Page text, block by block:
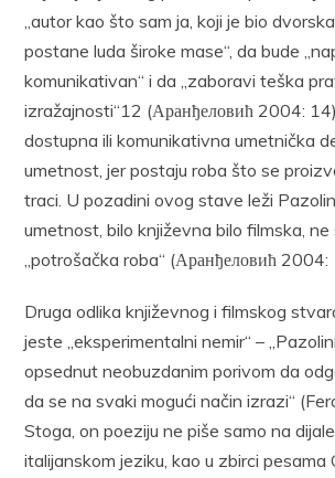
„autor kao što sam ja, koji je bio
postane luda široke mase“, da bude
komunikativan“ i da „zaboravi teška
izražajnosti“12 (Аранђеловић 2004:
dostupna ili komunikativna umetnička
umetnost, jer postaju roba što se
traci. U pozadini ovog stave leži
umetnost, bilo književna bilo filmska, ne
„potrošačka roba“ (Аранђеловић
Druga odlika književnog i filmskog
jeste „eksperimentalni nemir“ –
opsednut neobuzdanim porivom da
da se na svaki mogući način izrazi“
Stoga, on poeziju ne piše samo na
italijanskom jeziku, kao u zbirci pesama